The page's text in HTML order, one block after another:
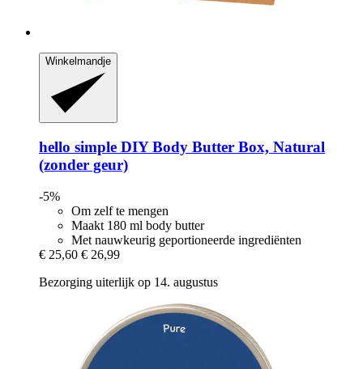
Winkelmandje
hello simple DIY Body Butter Box, Natural
(zonder geur)
-5%
Om zelf te mengen
Maakt 180 ml body butter
Met nauwkeurig geportioneerde ingrediënten
€ 25,60 € 26,99
Bezorging uiterlijk op 14. augustus